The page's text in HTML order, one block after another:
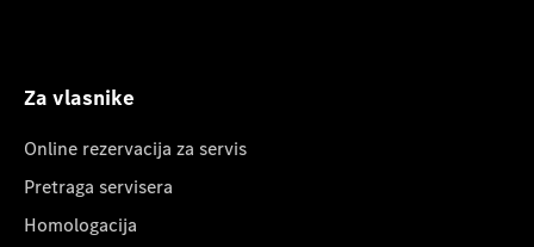
Za vlasnike
Online rezervacija za servis
Pretraga servisera
Homologacija